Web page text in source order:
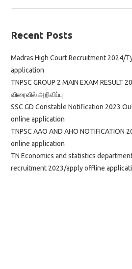
Recent Posts
Madras High Court Recruitment 2024/
application
TNPSC GROUP 2 MAIN EXAM RESULT
விரைவில் அறிவிப்பு
SSC GD Constable Notification 2023
online application
TNPSC AAO AND AHO NOTIFICATION
online application
TN Economics and statistics
recruitment 2023/apply offline